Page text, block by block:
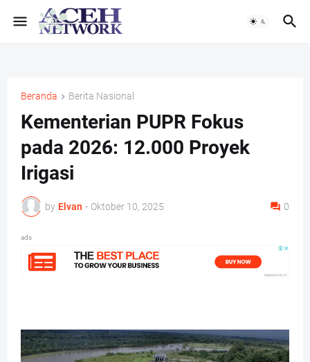
Beranda Berita Nasional
Kementerian PUPR Fokus
pada 2026: 12.000 Proyek
Irigasi
by Elvan - Oktober 10, 2025 0
ads